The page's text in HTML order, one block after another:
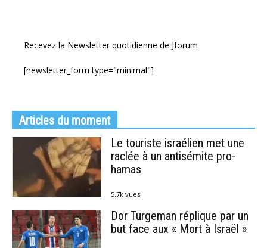
Recevez la Newsletter quotidienne de Jforum
[newsletter_form type="minimal"]
Articles du moment
Le touriste israélien met une
raclée à un antisémite pro-
hamas
5.7k vues
Dor Turgeman réplique par un
but face aux « Mort à Israël »